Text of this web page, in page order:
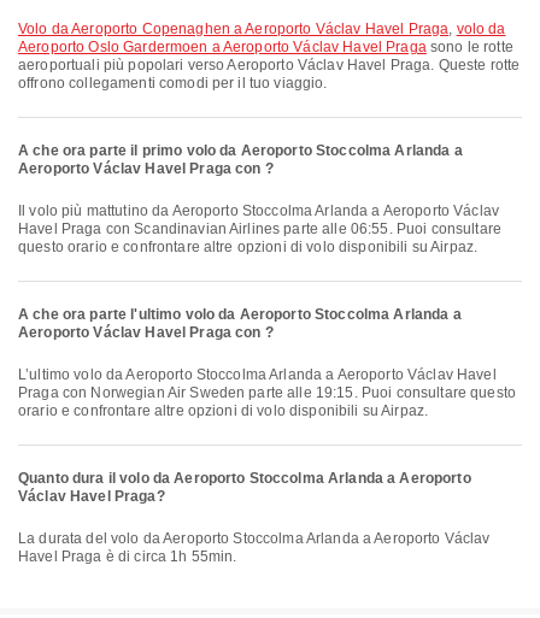
volo da Aeroporto Copenaghen a Aeroporto Václav Havel Praga, volo da
Aeroporto Oslo Gardermoen a Aeroporto Václav Havel Pragasono le rotte
aeroportuali più popolari verso Aeroporto Václav Havel Praga. Queste rotte
offrono collegamenti comodi per il tuo viaggio.
A che ora parte il primo volo da Aeroporto Stoccolma Arlanda a
Aeroporto Václav Havel Praga con ?
Havel Praga con Scandinavian Airlines parte alle 06:55. Puoi consultare
questo orario e confrontare altre opzioni di volo disponibili su Airpaz.
A che ora parte l'ultimo volo da Aeroporto Stoccolma Arlanda a
Aeroporto Václav Havel Praga con ?
L’ultimo volo da Aeroporto Stoccolma Arlanda a Aeroporto Václav Havel
Praga con Norwegian Air Sweden parte alle 19:15. Puoi consultare questo
orario e confrontare altre opzioni di volo disponibili su Airpaz.
Quanto dura il volo da Aeroporto Stoccolma Arlanda a Aeroporto
Václav Havel Praga?
La durata del volo da Aeroporto Stoccolma Arlanda a Aeroporto Václav
Havel Praga è di circa 1h 55min.